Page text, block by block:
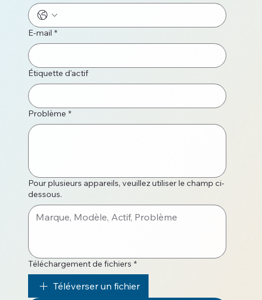
E-mail *
Étiquette d'actif
Problème *
Pour plusieurs appareils, veuillez utiliser le champ ci-
dessous.
Téléchargement de fichiers *
Téléverser un fichier